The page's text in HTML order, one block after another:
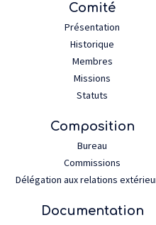
Comité
Présentation
Historique
Membres
Missions
Statuts
Composition
Bureau
Commissions
Délégation aux relations
Documentation